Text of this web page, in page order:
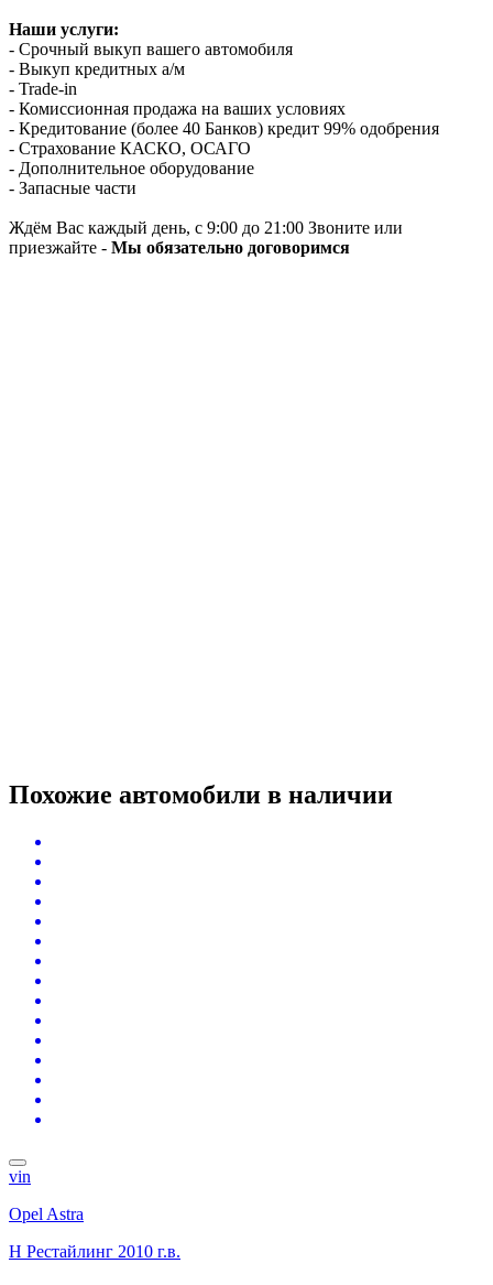
Наши услуги:
- Срочный выкуп вашего автомобиля
- Выкуп кредитных а/м
- Trade-in
- Комиссионная продажа на ваших условиях
- Кредитование (более 40 Банков) кредит 99% одобрения
- Страхование КАСКО, ОСАГО
- Дополнительное оборудование
- Запасные части
Ждём Вас каждый день, с 9:00 до 21:00 Звоните или
приезжайте - Мы обязательно договоримся
Похожие автомобили в наличии
vin
Opel Astra
H Рестайлинг 2010 г.в.